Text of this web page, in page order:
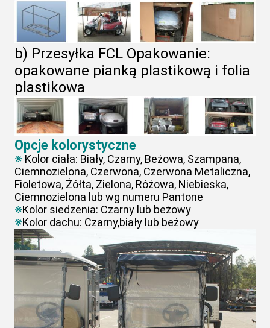
b) Przesyłka FCL Opakowanie:
opakowane pianką plastikową i folia
plastikowa
Opcje kolorystyczne
※ Kolor ciała: Biały, Czarny, Beżowa, Szampana,
Ciemnozielona, Czerwona, Czerwona Metaliczna,
Fioletowa, Żółta, Zielona, Różowa, Niebieska,
Ciemnozielona lub wg numeru Pantone
※Kolor siedzenia: Czarny lub beżowy
※Kolor dachu: Czarny,biały lub beżowy